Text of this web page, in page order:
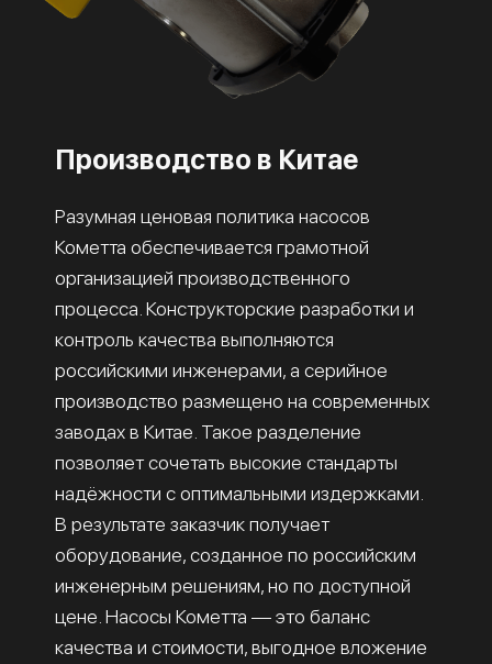
Производство в Китае
Разумная ценовая политика насосов
Кометта обеспечивается грамотной
организацией производственного
процесса. Конструкторские разработки и
контроль качества выполняются
российскими инженерами, а серийное
производство размещено на современных
заводах в Китае. Такое разделение
позволяет сочетать высокие стандарты
надёжности с оптимальными издержками.
В результате заказчик получает
оборудование, созданное по российским
инженерным решениям, но по доступной
цене. Насосы Кометта — это баланс
качества и стоимости, выгодное вложение